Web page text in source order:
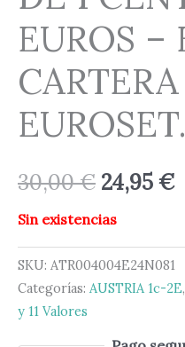
EUROS –
EUROSET.
30,00€ 24,95€
Sin existencias
SKU: ATR004004E24N081
Categorías: AUSTRIA 1c-2E,
y 11 Valores